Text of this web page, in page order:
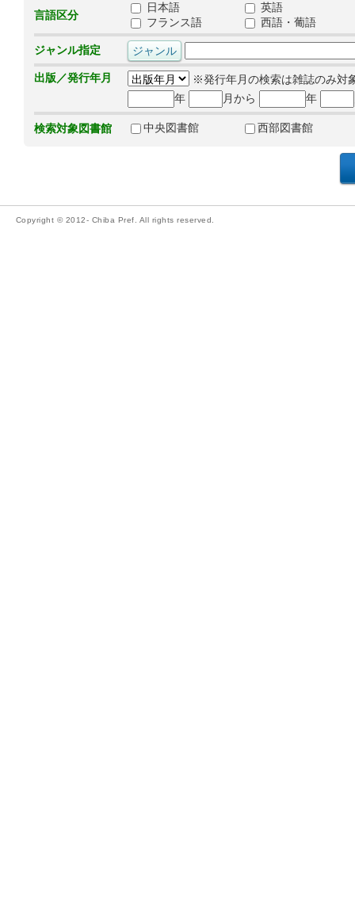
言語区分
日本語
英語
フランス語
西語・葡語
ジャンル指定
出版／発行年月
※発行年月の検索は雑誌のみ対
年
月から 年
検索対象図書館 中央図書館 西部図書館
Copyright © 2012- Chiba Pref. All rights reserved.